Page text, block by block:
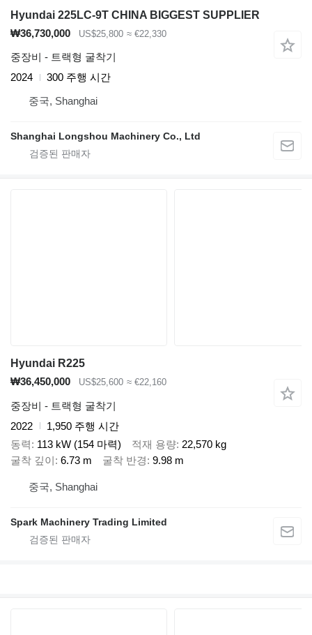
Hyundai 225LC-9T CHINA BIGGEST SUPPLIER
₩36,730,000
US$25,800 ≈ €22,330
중장비 - 트랙형 굴착기
2024
300 주행 시간
중국, Shanghai
Shanghai Longshou Machinery Co., Ltd
Hyundai R225
₩36,450,000
US$25,600 ≈ €22,160
중장비 - 트랙형 굴착기
2022
1,950 주행 시간
동력
113 kW (154 마력) 적재 용량 22,570 kg
굴착 깊이 6.73 m 굴착 반경 9.98 m
중국, Shanghai
Spark Machinery Trading Limited